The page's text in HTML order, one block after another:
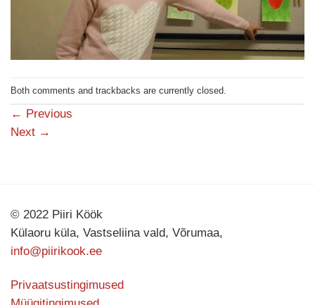
Both comments and trackbacks are currently closed.
← Previous
Next →
© 2022 Piiri Köök
Külaoru küla, Vastseliina vald, Võrumaa,
info@piirikook.ee
Privaatsustingimused